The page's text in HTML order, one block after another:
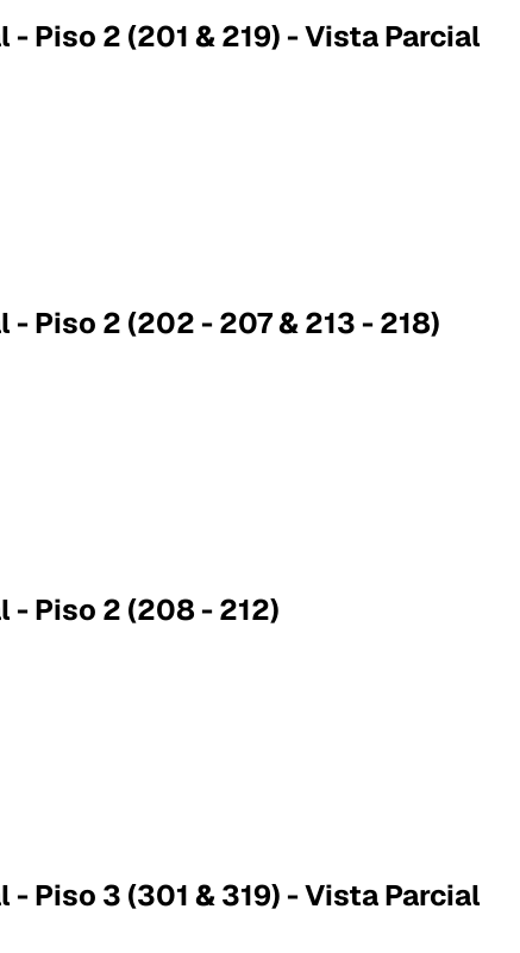
Piso 2 (201 & 219) - Vista Parcial
Piso 2 (202 - 207 & 213 - 218)
Piso 2 (208 - 212)
Piso 3 (301 & 319) - Vista Parcial